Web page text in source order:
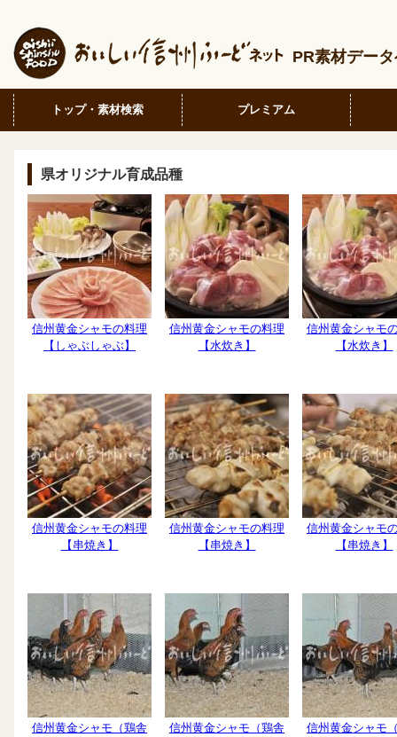
PR素材デー
トップ・素材検索 プレミアム
県オリジナル育成品種
信州黄金シャモの料理
【しゃぶしゃぶ】
信州黄金シャモの料理
【水炊き】
信州黄金シャモ
【水炊き】
信州黄金シャモの料理
【串焼き】
信州黄金シャモの料理
【串焼き】
信州黄金シャモ
【串焼き】
信州黄金シャモ（鶏舎
信州黄金シャモ（鶏舎
信州黄金シャモ